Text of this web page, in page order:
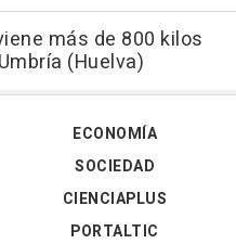
más de 800 kilos
(Huelva)
ECONOMÍA
SOCIEDAD
CIENCIAPLUS
PORTALTIC